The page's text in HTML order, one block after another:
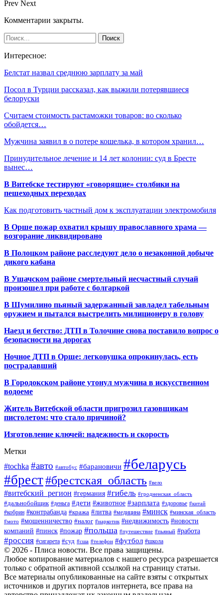
Prev Next
Комментарии закрыты.
Интересное:
Белстат назвал среднюю зарплату за май
Посол в Турции рассказал, как выжили потерявшиеся
белоруски
Cчитаем стоимость растаможки товаров: во сколько
обойдется…
Мужчина заявил в о потере кошелька, в котором хранил…
Принудительное лечение и 14 лет колонии: суд в Бресте
вынес…
В Витебске тестируют «говорящие» столбики на
пешеходных переходах
Как подготовить частный дом к эксплуатации электромобиля
В Орше пожар охватил крышу православного храма —
возгорание ликвидировано
В Полоцком районе расследуют дело о незаконной добыче
дикого кабана
В Ушачском районе смертельный несчастный случай
произошел при работе с болгаркой
В Шумилино пьяный задержанный завладел табельным
оружием и пытался выстрелить милиционеру в голову
Наезд и бегство: ДТП в Толочине снова поставило вопрос о
безопасности на дорогах
Ночное ДТП в Орше: легковушка опрокинулась, есть
пострадавший
В Городокском районе утонул мужчина в искусственном
водоеме
Житель Витебской области пригрозил газовщикам
пистолетом: что стало причиной?
Изготовление ключей: надежность и скорость
Метки
#tochka #авто #автобус #барановичи #беларусь
#брест#брестская_область #вело
#витебский_регион #германия #гибель #гродненская_область
#дальнобойщик #деньга #дети #животное #зарплата #здоровье #китай
#кобрин #контрабанда #кража #литва #медицина #минск #минская_область
#мото #мошенничество #налог #наркотик #недвижимость #новости
компаний #пинск #пожар #польша #путешествие #пьяный #работа
#россия #сигарета #суд #сша #телефон #футбол #школа
© 2026 - Плиса новости. Все права защищены.
Любое копирование материалов с нашего ресурса разрешается
только с обратной активной ссылкой на страницу статьи.
Все материалы опубликованные на сайте взяты с открытых
источников и других порталов интернета, все права на